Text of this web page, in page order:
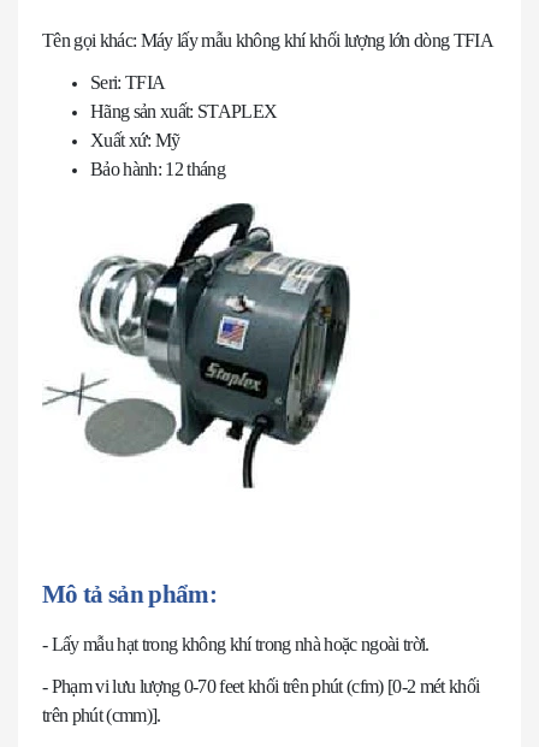
Tên gọi khác: Máy lấy mẫu không khí khối lượng lớn dòng TFIA
Seri: TFIA
Hãng sản xuất: STAPLEX
Xuất xứ: Mỹ
Bảo hành: 12 tháng
Mô tả sản phẩm:
- Lấy mẫu hạt trong không khí trong nhà hoặc ngoài trời.
- Phạm vi lưu lượng 0-70 feet khối trên phút (cfm) [0-2 mét khối
trên phút (cmm)].